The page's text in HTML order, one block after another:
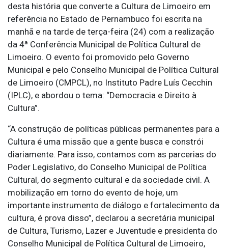
desta história que converte a Cultura de Limoeiro em
referência no Estado de Pernambuco foi escrita na
manhã e na tarde de terça-feira (24) com a realização
da 4ª Conferência Municipal de Política Cultural de
Limoeiro. O evento foi promovido pelo Governo
Municipal e pelo Conselho Municipal de Política Cultural
de Limoeiro (CMPCL), no Instituto Padre Luís Cecchin
(IPLC), e abordou o tema: “Democracia e Direito à
Cultura”.
“A construção de políticas públicas permanentes para a
Cultura é uma missão que a gente busca e constrói
diariamente. Para isso, contamos com as parcerias do
Poder Legislativo, do Conselho Municipal de Política
Cultural, do segmento cultural e da sociedade civil. A
mobilização em torno do evento de hoje, um
importante instrumento de diálogo e fortalecimento da
cultura, é prova disso”, declarou a secretária municipal
de Cultura, Turismo, Lazer e Juventude e presidenta do
Conselho Municipal de Política Cultural de Limoeiro,